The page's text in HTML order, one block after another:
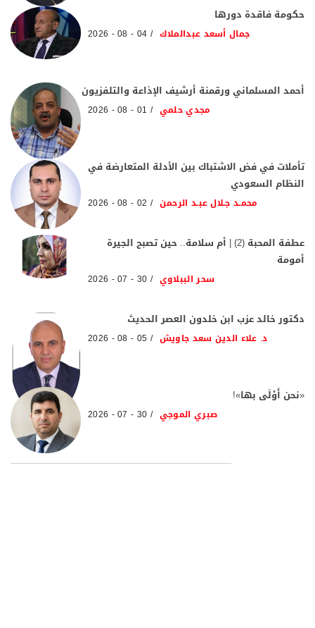
حكومة فاقدة دورها
جمال أسعد عبدالملاك 04 - 08 - 2026
أحمد المسلماني ورقمنة أرشيف الإذاعة والتلفزيون
مجدي حلمي 01 - 08 - 2026
تأملات في فض الاشتباك بين الأدلة المتعارضة في
النظام السعودي
محمـد جـلال عبـد الرحمن 02 - 08 - 2026
عطفة المحبة (2) | أم سلامة.. حين تصبح الجيرة
أمومة
سحر الببلاوي 30 - 07 - 2026
دكتور خالد عزب ابن خلدون العصر الحديث
د. علاء الدين سعد جاويش 05 - 08 - 2026
«نحن أَوْلَى بها»!
صبري الموجي 30 - 07 - 2026